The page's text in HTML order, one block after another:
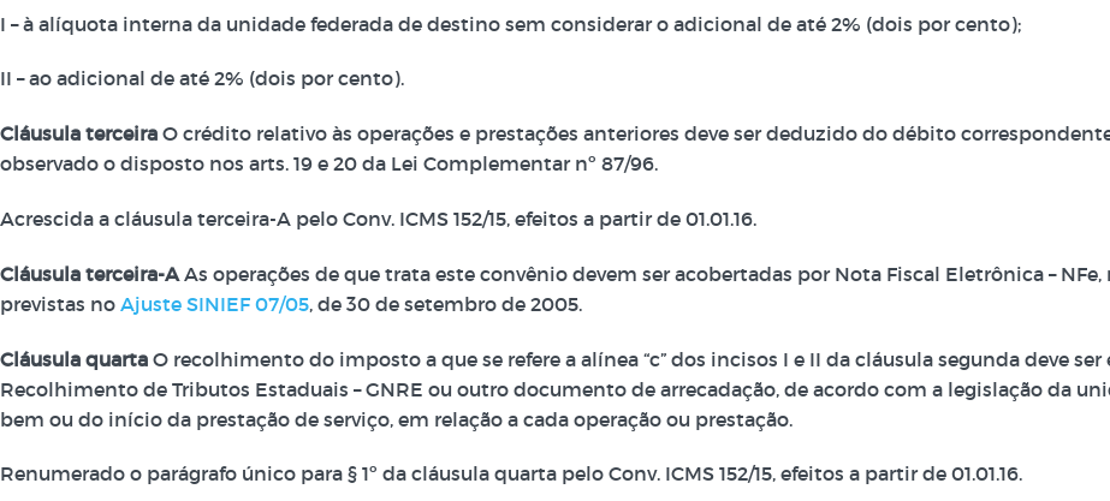
I – à alíquota interna da unidade federada de destino sem considerar o adicional de até 2% (dois por cento);
II – ao adicional de até 2% (dois por cento).
Cláusula terceira O crédito relativo às operações e prestações anteriores deve ser deduzido do débito
observado o disposto nos arts. 19 e 20 da Lei Complementar nº 87/96.
Acrescida a cláusula terceira-A pelo Conv. ICMS 152/15, efeitos a partir de 01.01.16.
Cláusula terceira-A As operações de que trata este convênio devem ser acobertadas por Nota Fiscal Eletrônica –
previstas no Ajuste SINIEF 07/05, de 30 de setembro de 2005.
Cláusula quarta O recolhimento do imposto a que se refere a alínea “c” dos incisos I e II da cláusula segunda deve
Recolhimento de Tributos Estaduais – GNRE ou outro documento de arrecadação, de acordo com a legislação da
bem ou do início da prestação de serviço, em relação a cada operação ou prestação.
Renumerado o parágrafo único para § 1º da cláusula quarta pelo Conv. ICMS 152/15, efeitos a partir de 01.01.16.